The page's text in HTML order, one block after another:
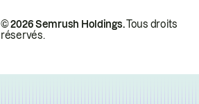
© 2026 Semrush Holdings.Tous droits
réservés.